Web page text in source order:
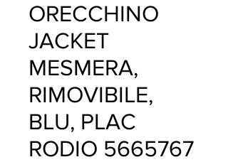
ORECCHINO
JACKET
MESMERA,
RIMOVIBILE,
BLU, PLAC
RODIO 5665767